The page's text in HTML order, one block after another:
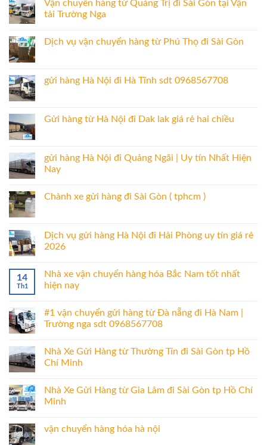
Vận chuyển hàng từ Quảng Trị đi Sài Gòn tại Vận
tải Trường Nga
Dịch vụ vận chuyển hàng từ Phú Thọ đi Sài Gòn
gửi hàng Hà Nội đi Hà Tĩnh sdt 0968567708
Gửi hàng từ Hà Nội đi Dak lak giá rẻ hai chiều
gửi hàng Hà Nội đi Quảng Ngãi | Uy tín Nhất Hiện
Nay
Chành xe gửi hàng đi Sài Gòn ( tphcm )
Dịch vụ gửi hàng Hà Nội đi Hải Phòng uy tín giá rẻ
2026
14
Th1
Nhà xe vận chuyển hàng hóa Bắc Nam tốt nhất
hiện nay
#1 vận chuyển gửi hàng từ Đà nẵng đi Hà Nam |
Trường nga sdt 0968567708
Nhà Xe Gửi Hàng từ Thường Tín đi Sài Gòn tp Hồ
Chí Minh
Nhà Xe Gửi Hàng từ Gia Lâm đi Sài Gòn tp Hồ Chí
Minh
vận chuyển hàng hóa hà nội